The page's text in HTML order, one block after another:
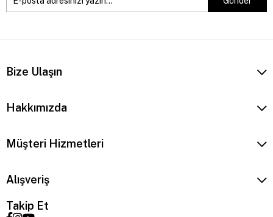
Bize Ulaşın
Hakkımızda
Müşteri Hizmetleri
Alışveriş
Takip Et